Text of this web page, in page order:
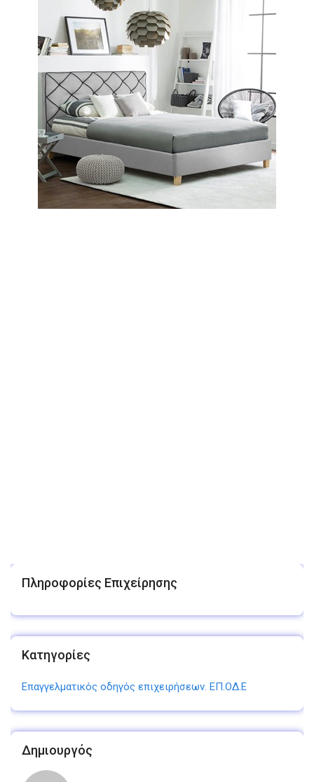
Πληροφορίες Επιχείρησης
Κατηγορίες
Επαγγελματικός οδηγός επιχειρήσεων. ΕΠ.ΟΔ.Ε
Δημιουργός